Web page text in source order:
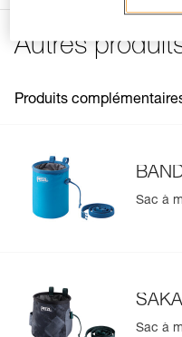
Autres
Produits
Sac à
SAKA
Sac à